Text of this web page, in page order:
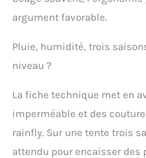
argument favorable.
Pluie, humidité, trois
niveau ?
La fiche technique met en
imperméable et des
rainfly. Sur une tente trois
attendu pour encaisser des